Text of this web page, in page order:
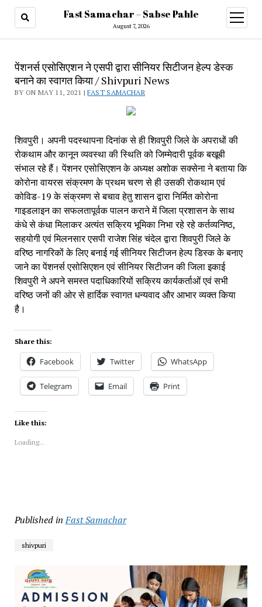
Fast Samachar – Sabse Pahle
August 7, 2026
open
menu
पेंशनर्स एसोसिएशन ने एसपी द्वारा सीनियर सिटीजन हेल्प डेस्क
बनाने का स्वागत किया / Shivpuri News
BY ON MAY 11, 2021 |FAST SAMACHAR
शिवपुरी। अपनी पदस्थापना दिनांक से ही शिवपुरी जिले के अपराधों की
रोकथाम और कानून व्यवस्था की स्थिति को जिम्मेदारी पूर्वक बखूबी
संभाल रहे हैं। पेंशनर एसोसिएशन के अध्यक्ष अशोक सक्सेना ने बताया कि
कोरोना वायरस संक्रमण के प्रथम चरण से ही उसकी रोकथाम एवं
कोविड-19 के संक्रमण से बचाव हेतु शासन द्वारा निर्मित कोरोना
गाइडलाइन का सफलतापूर्वक पालन कराने में जिला प्रशासन के साथ
कंधे से कंधा मिलाकर अत्यंत सक्रिय भूमिका निभा रहे रहे कर्तव्यनिष्ठ,
सहयोगी एवं मिलनसार एसपी राजेश सिंह चंदेल द्वारा शिवपुरी जिले के
वरिष्ठ नागरिकों के लिए बनाई गई सीनियर सिटीजन हेल्प डिस्क के बनाए
जाने का पेंशनर्स एसोसिएशन एवं सीनियर सिटीजन की जिला इकाई
शिवपुरी ने अपने समस्त पदाधिकारियों सक्रिय कार्यकर्ताओं एवं सभी
वरिष्ठ जनों की ओर से हार्दिक स्वागत धन्यवाद और आभार व्यक्त किया
है।
Share this:
Facebook Twitter WhatsApp
Telegram Email Print
Like this:
Loading...
Published in Fast Samachar
shivpuri